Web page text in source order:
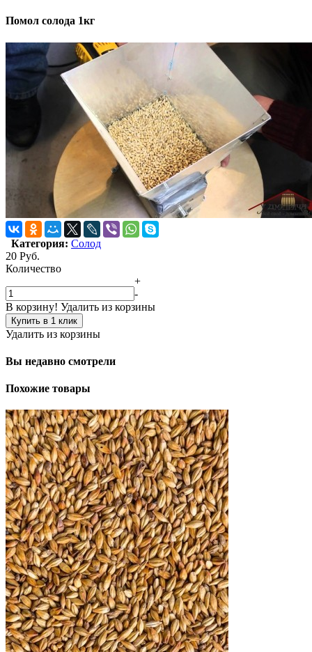
Помол солода 1кг
Категория: Солод
20 Руб.
Количество
+
-
В корзину! Удалить из корзины
Купить в 1 клик
Удалить из корзины
Вы недавно смотрели
Похожие товары